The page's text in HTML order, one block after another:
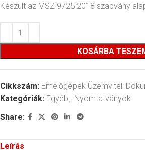
Készült az MSZ 9725:2018 szabvány
KOSÁRBA
Cikkszám: Emelőgépek Üzemviteli
Kategóriák: Egyéb , Nyomtatványok
Share:
Leírás